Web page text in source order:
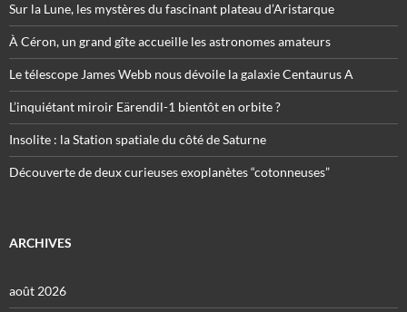
Sur la Lune, les mystères du fascinant plateau d’Aristarque
À Céron, un grand gîte accueille les astronomes amateurs
Le télescope James Webb nous dévoile la galaxie Centaurus A
L’inquiétant miroir Eärendil-1 bientôt en orbite ?
Insolite : la Station spatiale du côté de Saturne
Découverte de deux curieuses exoplanètes “cotonneuses”
ARCHIVES
août 2026